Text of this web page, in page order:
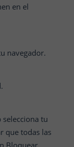
en el
navegador.
selecciona tu
que todas las
Bloquear